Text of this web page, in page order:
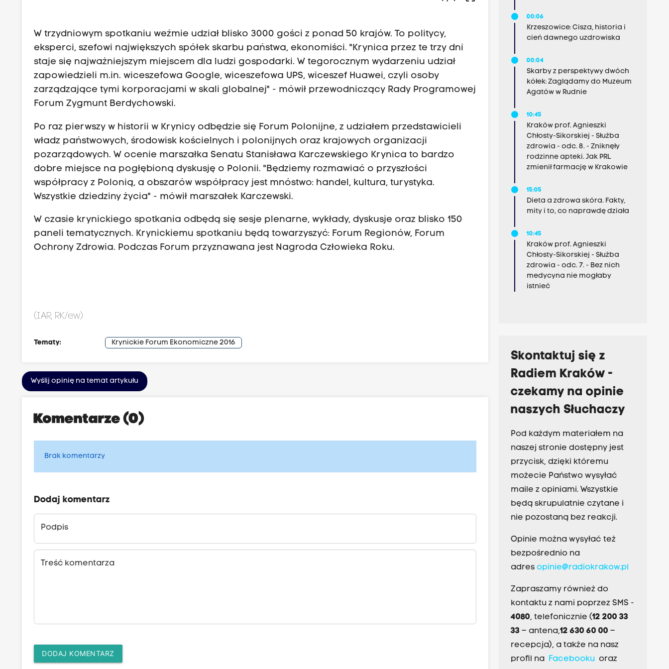
W trzydniowym spotkaniu weźmie udział blisko 3000 gości z ponad 50 krajów. To politycy,
eksperci, szefowi największych spółek skarbu państwa, ekonomiści. "Krynica przez te trzy dni
staje się najważniejszym miejscem dla ludzi gospodarki. W tegorocznym wydarzeniu udział
zapowiedzieli m.in. wiceszefowa Google, wiceszefowa UPS, wiceszef Huawei, czyli osoby
zarządzające tymi korporacjami w skali globalnej" - mówił przewodniczący Rady Programowej
Forum Zygmunt Berdychowski.
Po raz pierwszy w historii w Krynicy odbędzie się Forum Polonijne, z udziałem przedstawicieli
władz państwowych, środowisk kościelnych i polonijnych oraz krajowych organizacji
pozarządowych. W ocenie marszałka Senatu Stanisława Karczewskiego Krynica to bardzo
dobre miejsce na pogłębioną dyskusję o Polonii. "Będziemy rozmawiać o przyszłości
współpracy z Polonią, a obszarów współpracy jest mnóstwo: handel, kultura, turystyka.
Wszystkie dziedziny życia" - mówił marszałek Karczewski.
W czasie krynickiego spotkania odbędą się sesje plenarne, wykłady, dyskusje oraz blisko 150
paneli tematycznych. Krynickiemu spotkaniu będą towarzyszyć: Forum Regionów, Forum
Ochrony Zdrowia. Podczas Forum przyznawana jest Nagroda Człowieka Roku.
(IAR, RK/ew)
Tematy: Krynickie Forum Ekonomiczne 2016
Wyślij opinię na temat artykułu
Komentarze (0)
Brak komentarzy
Dodaj komentarz
Podpis
Treść komentarza
DODAJ KOMENTARZ
00:06
Krzeszowice: Cisza, historia i
cień dawnego uzdrowiska
00:04
Skarby z perspektywy dwóch
kółek: Zaglądamy do Muzeum
Agatów w Rudnie
10:45
Kraków prof. Agnieszki
Chłosty-Sikorskiej - Służba
zdrowia - odc. 8. - Zniknęły
rodzinne apteki. Jak PRL
zmienił farmację w Krakowie
15:05
Dieta a zdrowa skóra. Fakty,
mity i to, co naprawdę działa
10:45
Kraków prof. Agnieszki
Chłosty-Sikorskiej - Służba
zdrowia - odc. 7. - Bez nich
medycyna nie mogłaby
istnieć
Skontaktuj się z
Radiem Kraków -
czekamy na opinie
naszych Słuchaczy
Pod każdym materiałem na
naszej stronie dostępny jest
przycisk, dzięki któremu
możecie Państwo wysyłać
maile z opiniami. Wszystkie
będą skrupulatnie czytane i
nie pozostaną bez reakcji.
Opinie można wysyłać też
bezpośrednio na
adres opinie@radiokrakow.pl
Zapraszamy również do
kontaktu z nami poprzez SMS -
4080, telefonicznie (12 200 33
33– antena,12 630 60 00 –
recepcja), a także na nasz
profil na Facebookuoraz